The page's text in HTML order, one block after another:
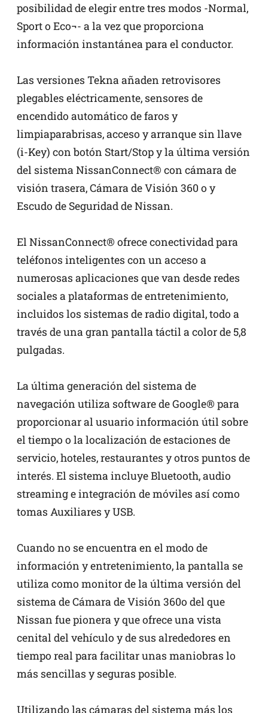
posibilidad de elegir entre tres modos -Normal,
Sport o Eco¬- a la vez que proporciona
información instantánea para el conductor.
Las versiones Tekna añaden retrovisores
plegables eléctricamente, sensores de
encendido automático de faros y
limpiaparabrisas, acceso y arranque sin llave
(i-Key) con botón Start/Stop y la última versión
del sistema NissanConnect® con cámara de
visión trasera, Cámara de Visión 360 o y
Escudo de Seguridad de Nissan.
El NissanConnect® ofrece conectividad para
teléfonos inteligentes con un acceso a
numerosas aplicaciones que van desde redes
sociales a plataformas de entretenimiento,
incluidos los sistemas de radio digital, todo a
través de una gran pantalla táctil a color de 5,8
pulgadas.
La última generación del sistema de
navegación utiliza software de Google® para
proporcionar al usuario información útil sobre
el tiempo o la localización de estaciones de
servicio, hoteles, restaurantes y otros puntos de
interés. El sistema incluye Bluetooth, audio
streaming e integración de móviles así como
tomas Auxiliares y USB.
Cuando no se encuentra en el modo de
información y entretenimiento, la pantalla se
utiliza como monitor de la última versión del
sistema de Cámara de Visión 360o del que
Nissan fue pionera y que ofrece una vista
cenital del vehículo y de sus alrededores en
tiempo real para facilitar unas maniobras lo
más sencillas y seguras posible.
Utilizando las cámaras del sistema más los